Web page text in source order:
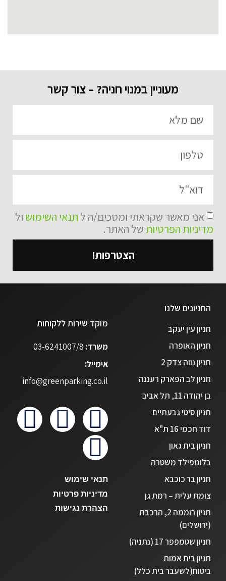
מעוניין במנוי חניה? – צור קשר
אני מאשר שקראתי ומסכים/ה לתנאי השימושול
מדיניות הפרטיותשל האתר.
הצטרפות!
החניונים שלנו
חניון עין יעקב
חניון האופרה
חניון נווה צדק 2
חניון לב הפארק רעננה
בן יהודה 11, תל אביב
חניון סיטי גבעתיים
דוד חכמי 16 ת"א
חניון בית גאון
בלומפילד משטרה
חניון בר כוכבא
צומת עלית – רמת גן
חניון רוממה 2, הרכבת
(ירושלים)
חניון שטמפפר 17 (נתניה)
חניון בית אמות
ביטוח(לשעבר בית כלל)
מוקד שירות ללקוחות
משרד:03-6241007/8
אימייל:
info@greenparking.co.il
תנאי שימוש
מדיניות פרטיות
הצהרת נגישות